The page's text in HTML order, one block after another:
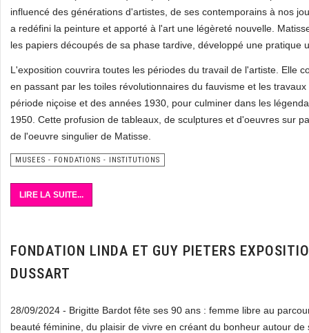
influencé des générations d'artistes, de ses contemporains à nos
a redéfini la peinture et apporté à l'art une légèreté nouvelle.
les papiers découpés de sa phase tardive, développé une
L'exposition couvrira toutes les périodes du travail de l'artiste. Elle
en passant par les toiles révolutionnaires du fauvisme et les
période niçoise et des années 1930, pour culminer dans les
1950. Cette profusion de tableaux, de sculptures et d'oeuvres sur
de l'oeuvre singulier de Matisse.
MUSEES - FONDATIONS - INSTITUTIONS
LIRE LA SUITE...
FONDATION LINDA ET GUY PIETERS
DUSSART
28/09/2024 - Brigitte Bardot fête ses 90 ans : femme libre au
beauté féminine, du plaisir de vivre en créant du bonheur autour